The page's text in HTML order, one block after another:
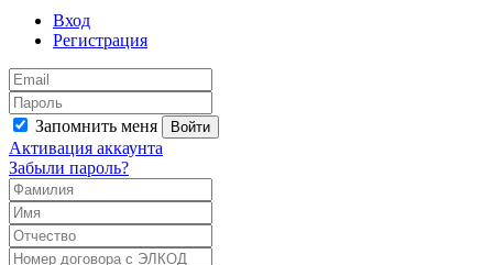
Вход
Регистрация
Запомнить меня Войти
Активация аккаунта
Забыли пароль?